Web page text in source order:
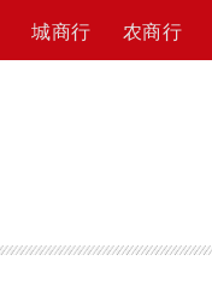
城商行 农商行